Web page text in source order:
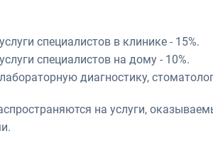
специалистов в клинике - 15%.
специалистов на дому - 10%.
диагностику,
на услуги,